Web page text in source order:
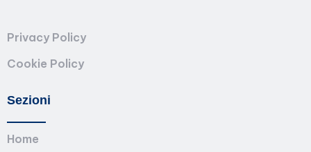
Privacy Policy
Cookie Policy
Sezioni
Home